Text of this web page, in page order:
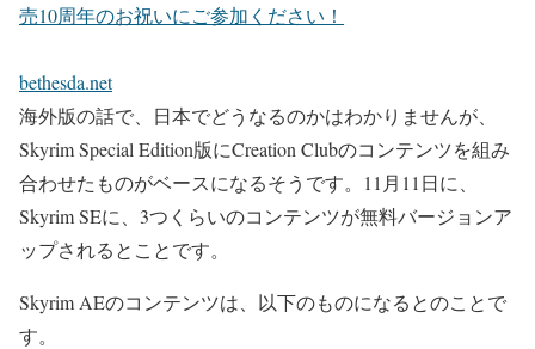
売10周年のお祝いにご参加ください！
bethesda.net
海外版の話で、日本でどうなるのかはわかりませんが、
Skyrim Special Edition版にCreation Clubのコンテンツを組み
合わせたものがベースになるそうです。11月11日に、
Skyrim SEに、3つくらいのコンテンツが無料バージョンア
ップされるとことです。
Skyrim AEのコンテンツは、以下のものになるとのことで
す。